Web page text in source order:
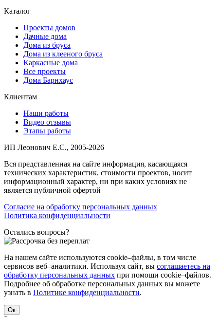
Каталог
Проекты домов
Дачные дома
Дома из бруса
Дома из клееного бруса
Каркасные дома
Все проекты
Дома Барнхаус
Клиентам
Наши работы
Видео отзывы
Этапы работы
ИП Леонович Е.С., 2005-2026
Вся представленная на сайте информация, касающаяся
технических характеристик, стоимости проектов, носит
информационный характер, ни при каких условиях не
является публичной офертой
Согласие на обработку персональных данных
Политика конфиденциальности
Остались вопросы?
На нашем сайте используются cookie–файлы, в том числе
сервисов веб–аналитики. Используя сайт, вы соглашаетесь на
обработку персональных данных при помощи cookie–файлов.
Подробнее об обработке персональных данных вы можете
узнать в Политике конфиденциальности.
Ок